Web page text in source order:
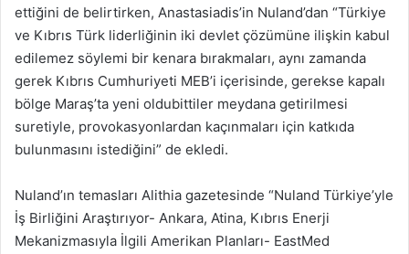
ettiğini de belirtirken, Anastasiadis’in Nuland’dan “Türkiye
ve Kıbrıs Türk liderliğinin iki devlet çözümüne ilişkin kabul
edilemez söylemi bir kenara bırakmaları, aynı zamanda
gerek Kıbrıs Cumhuriyeti MEB’i içerisinde, gerekse kapalı
bölge Maraş’ta yeni oldubittiler meydana getirilmesi
suretiyle, provokasyonlardan kaçınmaları için katkıda
bulunmasını istediğini” de ekledi.
Nuland’ın temasları Alithia gazetesinde “Nuland Türkiye’yle
İş Birliğini Araştırıyor- Ankara, Atina, Kıbrıs Enerji
Mekanizmasıyla İlgili Amerikan Planları- EastMed